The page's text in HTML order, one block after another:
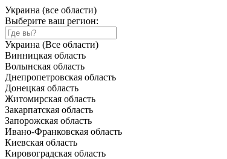
Украина (все области)
Выберите ваш регион:
Украина (Все области)
Винницкая область
Волынская область
Днепропетровская область
Донецкая область
Житомирская область
Закарпатская область
Запорожская область
Ивано-Франковская область
Киевская область
Кировоградская область